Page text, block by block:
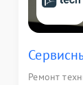
Ремонт